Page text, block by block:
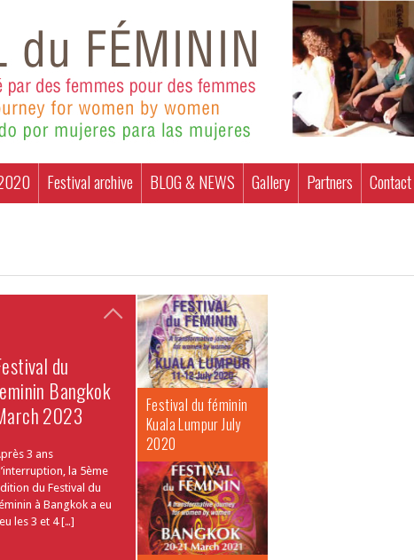
Festival archive BLOG & NEWS Gallery Partners Contact
du
Bangkok
2023
3 ans
la 5ème
du Festival du
à Bangkok a eu
les 3 et 4 […]
Festival du féminin
Kuala Lumpur July
2020